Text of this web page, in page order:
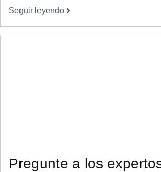
Seguir leyendo
Pregunte a los